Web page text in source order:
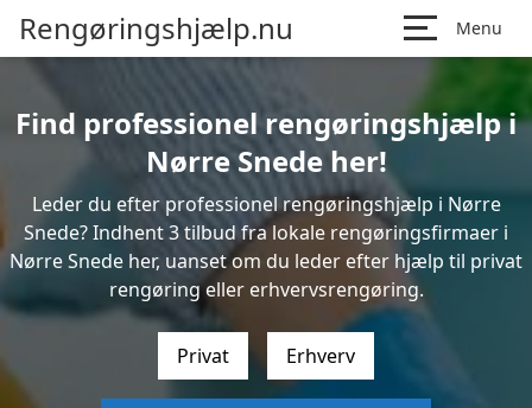
Rengøringshjælp.nu Menu
Find professionel rengøringshjælp i
Nørre Snede her!
Leder du efter professionel rengøringshjælp i Nørre
Snede? Indhent 3 tilbud fra lokale rengøringsfirmaer i
Nørre Snede her, uanset om du leder efter hjælp til privat
rengøring eller erhvervsrengøring.
Privat Erhverv